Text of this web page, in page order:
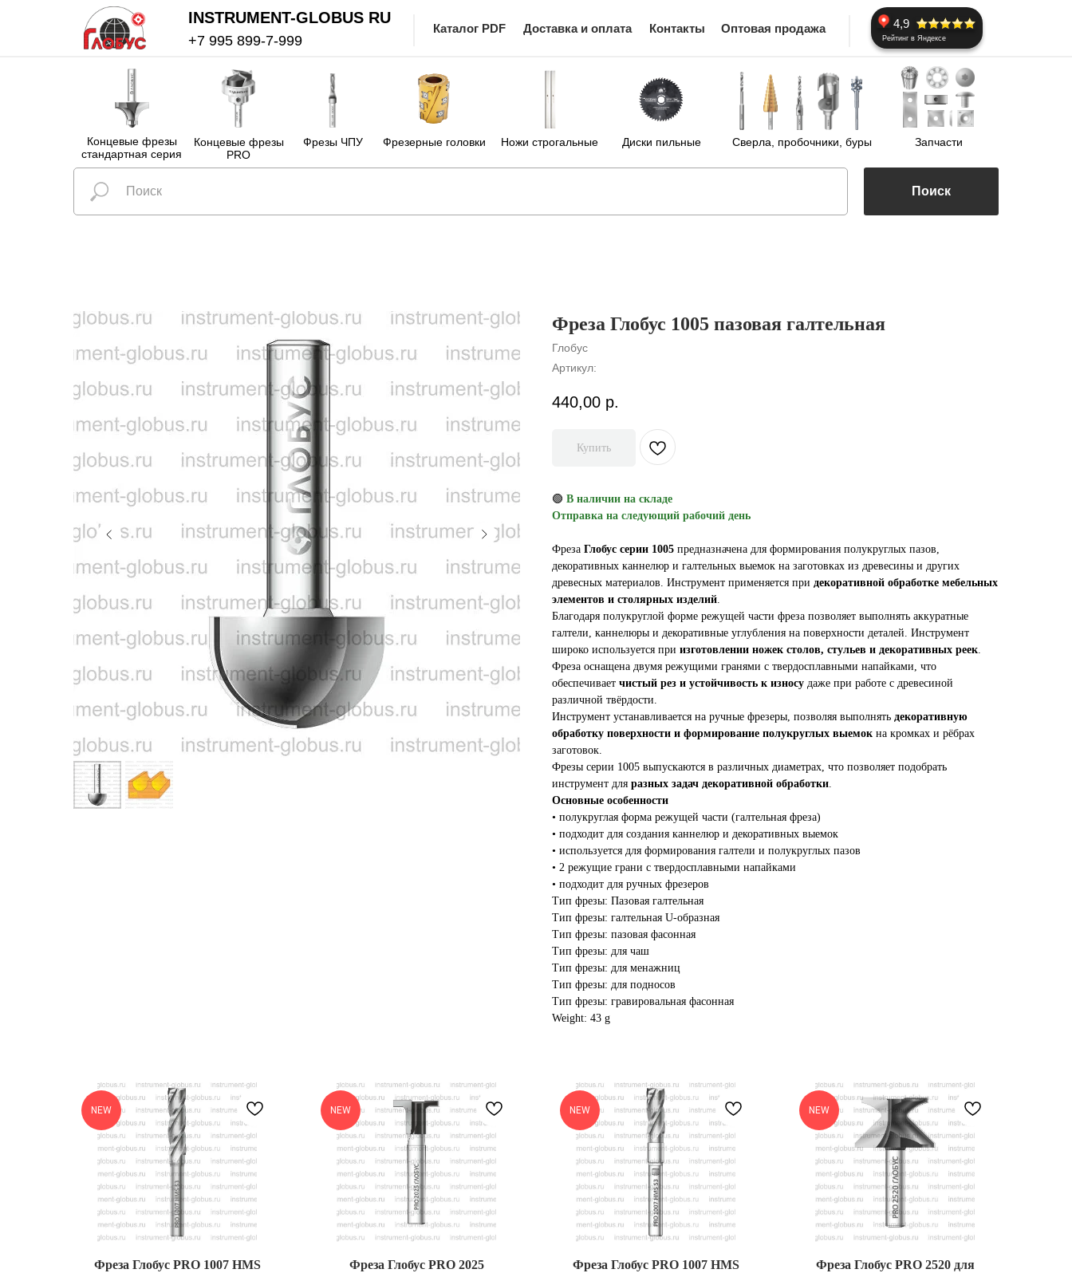
Концевые фрезы
стандартная серия
Ножи строгальные
Концевые фрезы
PRO
Фрезы ЧПУ Фрезерные головки Диски пильные Сверла, пробочники, буры Запчасти
INSTRUMENT-GLOBUS RU
Каталог PDF Доставка и оплата Контакты Оптовая продажа
+7 995 899-7-999 Рейтинг в Яндексе
4,9
Поиск
Фреза Глобус 1005 пазовая галтельная
Глобус
Артикул:
440,00 р.
Купить
🟢 В наличии на складе
Отправка на следующий рабочий день
Фреза Глобус серии 1005 предназначена для формирования полукруглых пазов,
декоративных каннелюр и галтельных выемок на заготовках из древесины и других
древесных материалов. Инструмент применяется при декоративной обработке мебельных
элементов и столярных изделий
Благодаря полукруглой форме режущей части фреза позволяет выполнять аккуратные
галтели, каннелюры и декоративные углубления на поверхности деталей. Инструмент
широко используется при изготовлении ножек столов, стульев и декоративных реек
Фреза оснащена двумя режущими гранями с твердосплавными напайками, что
обеспечивает чистый рез и устойчивость к износу даже при работе с древесиной
различной твёрдости.
Инструмент устанавливается на ручные фрезеры, позволяя выполнять декоративную
обработку поверхности и формирование полукруглых выемок на кромках и рёбрах
заготовок.
Фрезы серии 1005 выпускаются в различных диаметрах, что позволяет подобрать
инструмент для разных задач декоративной обработки
Основные особенности
• полукруглая форма режущей части (галтельная фреза)
• подходит для создания каннелюр и декоративных выемок
• используется для формирования галтели и полукруглых пазов
• 2 режущие грани с твердосплавными напайками
• подходит для ручных фрезеров
Тип фрезы: Пазовая галтельная
Тип фрезы: галтельная U-образная
Тип фрезы: пазовая фасонная
Тип фрезы: для чаш
Тип фрезы: для менажниц
Тип фрезы: для подносов
Тип фрезы: гравировальная фасонная
Weight: 43 g
NEW
Фреза Глобус PRO 1007 HMS
NEW
Фреза Глобус PRO 2025
NEW
Фреза Глобус PRO 1007 HMS
NEW
Фреза Глобус PRO 2520 для